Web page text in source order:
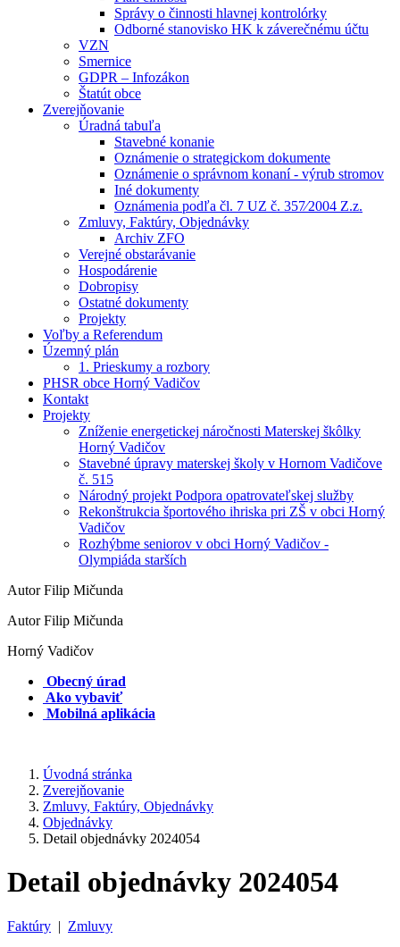
Správy o činnosti hlavnej kontrolórky
Odborné stanovisko HK k záverečnému účtu
VZN
Smernice
GDPR – Infozákon
Štatút obce
Zverejňovanie
Úradná tabuľa
Stavebné konanie
Oznámenie o strategickom dokumente
Oznámenie o správnom konaní - výrub stromov
Iné dokumenty
Oznámenia podľa čl. 7 UZ č. 357⁄2004 Z.z.
Zmluvy, Faktúry, Objednávky
Archiv ZFO
Verejné obstarávanie
Hospodárenie
Dobropisy
Ostatné dokumenty
Projekty
Voľby a Referendum
Územný plán
1. Prieskumy a rozbory
PHSR obce Horný Vadičov
Kontakt
Projekty
Zníženie energetickej náročnosti Materskej škôlky
Horný Vadičov
Stavebné úpravy materskej školy v Hornom Vadičove
č. 515
Národný projekt Podpora opatrovateľskej služby
Rekonštrukcia športového ihriska pri ZŠ v obci Horný
Vadičov
Rozhýbme seniorov v obci Horný Vadičov -
Olympiáda starších
Autor Filip Mičunda
Autor Filip Mičunda
Horný Vadičov
Obecný úrad
Ako vybaviť
Mobilná aplikácia
Úvodná stránka
Zverejňovanie
Zmluvy, Faktúry, Objednávky
Objednávky
Detail objednávky 2024054
Detail objednávky 2024054
Faktúry | Zmluvy